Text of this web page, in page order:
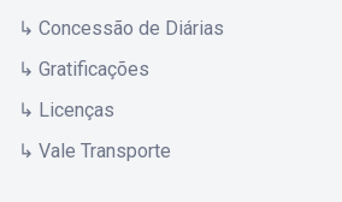
↳ Concessão de Diárias
↳ Gratificações
↳ Licenças
↳ Vale Transporte